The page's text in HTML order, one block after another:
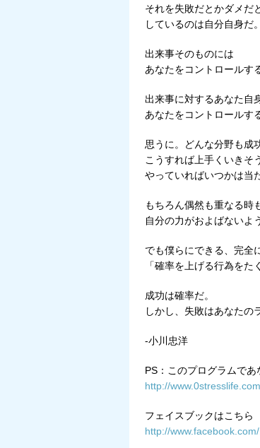
それを失敗だとかダメだ
しているのは自分自身だ。
出来事そのものには
あなたをコントロールす
出来事に対するあなた自
あなたをコントロールす
思うに。どんな分野も成
こうすれば上手くいきそ
やっていればいつかは当
もちろん偶然も重なる時
自分の力がおよばないよ
でも僕らにできる、完全
「確率を上げる行為をた
成功は確率だ。
しかし、失敗はあなたの
-小川忠洋
PS：このプログラムであ
http://
フェイスブックはこちら
http://